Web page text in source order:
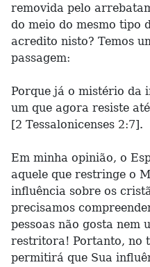
removida pelo
do meio do mesmo tipo
acredito nisto? Temos
passagem:
Porque já o mistério da
um que agora resiste
[2 Tessalonicenses 2:7].
Em minha opinião, o
aquele que restringe o
influência sobre os
precisamos
pessoas não gosta nem
restritora! Portanto, no
permitirá que Sua